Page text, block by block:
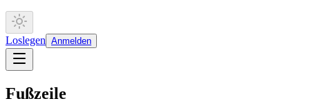
Loslegen Anmelden
Fußzeile